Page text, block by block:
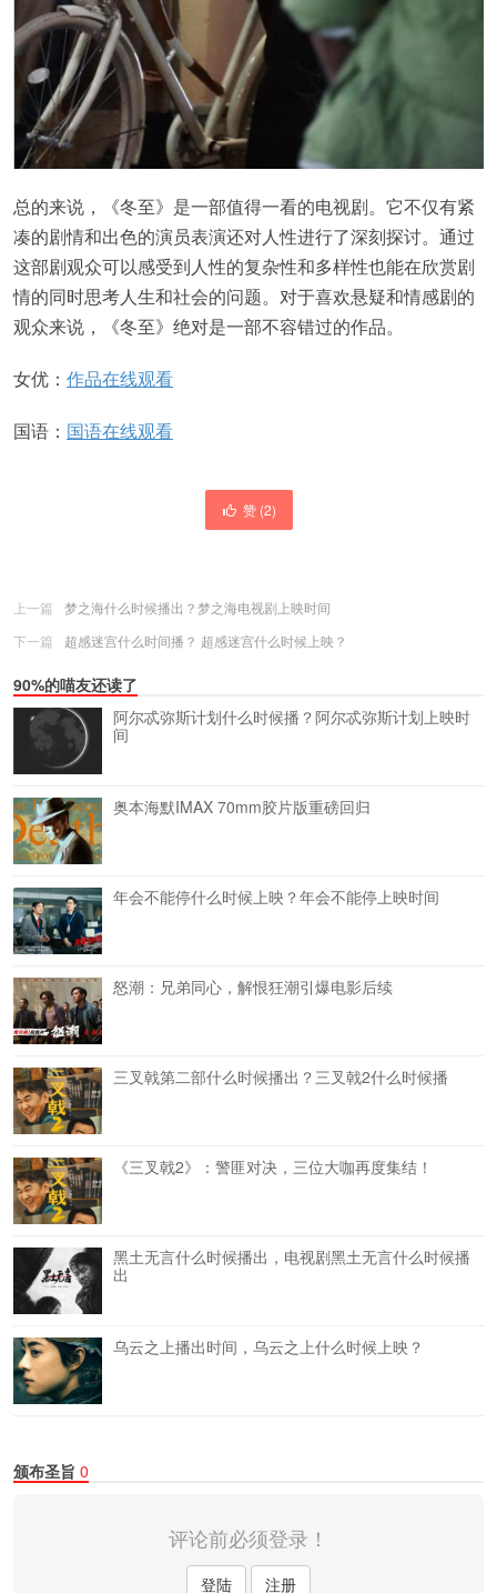
总的来说，《冬至》是一部值得一看的电视剧。它不仅有紧
凑的剧情和出色的演员表演还对人性进行了深刻探讨。通过
这部剧观众可以感受到人性的复杂性和多样性也能在欣赏剧
情的同时思考人生和社会的问题。对于喜欢悬疑和情感剧的
观众来说，《冬至》绝对是一部不容错过的作品。
女优： 作品在线观看
国语： 国语在线观看
赞 (2)
上一篇
梦之海什么时候播出？梦之海电视剧上映时间
下一篇
超感迷宫什么时间播？ 超感迷宫什么时候上映？
90%的喵友还读了
阿尔忒弥斯计划什么时候播？阿尔忒弥斯计划上映时
间
奥本海默IMAX 70mm胶片版重磅回归
年会不能停什么时候上映？年会不能停上映时间
怒潮：兄弟同心，解恨狂潮引爆电影后续
三叉戟第二部什么时候播出？三叉戟2什么时候播
《三叉戟2》：警匪对决，三位大咖再度集结！
黑土无言什么时候播出，电视剧黑土无言什么时候播
出
乌云之上播出时间，乌云之上什么时候上映？
颁布圣旨 0
评论前必须登录！
登陆 注册